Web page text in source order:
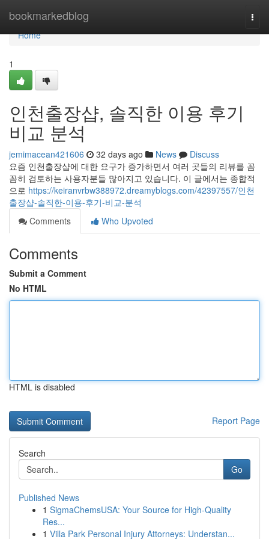
bookmarkedblog
Home
Home
1
인천출장샵, 솔직한 이용 후기
비교 분석
jemimacean421606 32 days ago News
Discuss
요즘 인천출장샵에 대한 요구가 증가하면서 여러 곳들의 리뷰를 꼼
꼼히 검토하는 사용자분들 많아지고 있습니다. 이 글에서는 종합적
으로 https://keiranvrbw388972.dreamyblogs.com/42397557/인천
출장샵-솔직한-이용-후기-비교-분석
Comments
Who Upvoted
Comments
Submit a Comment
No HTML
HTML is disabled
Report Page
Search
Go
Published News
1 SigmaChemsUSA: Your Source for High-Quality
Res...
1 Villa Park Personal Injury Attorneys: Understan...